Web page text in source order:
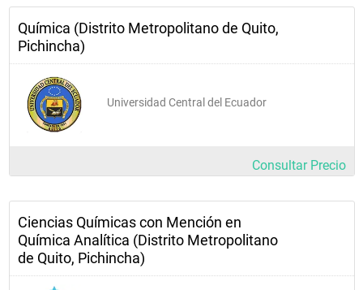
Química (Distrito Metropolitano de Quito,
Pichincha)
Universidad Central del Ecuador
Consultar Precio
Ciencias Químicas con Mención en
Química Analítica (Distrito Metropolitano
de Quito, Pichincha)